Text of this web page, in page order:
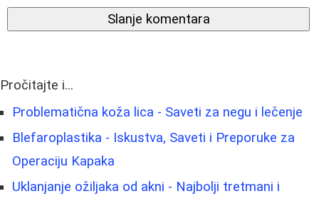
Slanje komentara
Pročitajte i...
Problematična koža lica - Saveti za negu i lečenje
Blefaroplastika - Iskustva, Saveti i Preporuke za
Operaciju Kapaka
Uklanjanje ožiljaka od akni - Najbolji tretmani i